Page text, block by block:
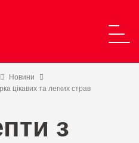
Новини
цікавих та легких страв
з